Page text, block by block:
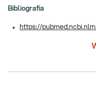
Bibliografia
https://